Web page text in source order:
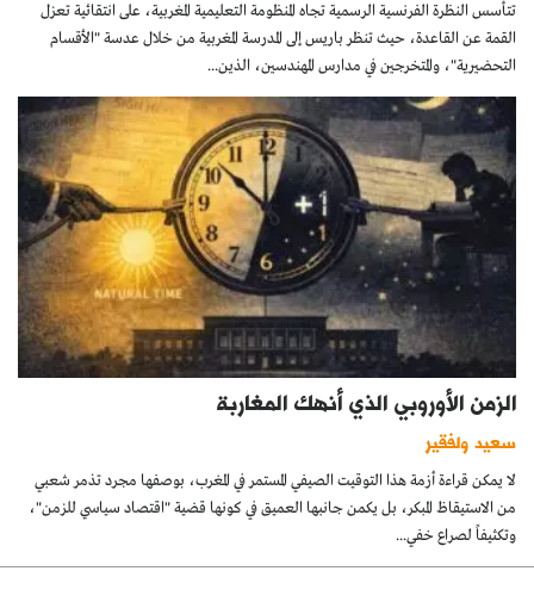
تتأسس النظرة الفرنسية الرسمية تجاه المنظومة التعليمية المغربية، على انتقائية تعزل
القمة عن القاعدة، حيث تنظر باريس إلى المدرسة المغربية من خلال عدسة "الأقسام
التحضيرية"، والمتخرجين في مدارس المهندسين، الذين...
الزمن الأوروبي الذي أنهك المغاربة
سعيد ولفقير
لا يمكن قراءة أزمة هذا التوقيت الصيفي المستمر في المغرب، بوصفها مجرد تذمر شعبي
من الاستيقاظ المبكر، بل يكمن جانبها العميق في كونها قضية "اقتصاد سياسي للزمن"،
وتكثيفاً لصراع خفي...